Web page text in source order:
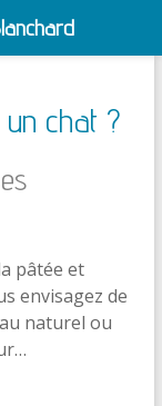
chat ?
pâtée et
envisagez de
au naturel ou